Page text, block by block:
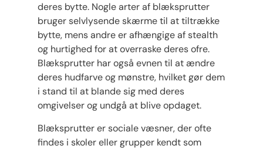
deres bytte. Nogle arter af blæksprutter
bruger selvlysende skærme til at tiltrække
bytte, mens andre er afhængige af stealth
og hurtighed for at overraske deres ofre.
Blæksprutter har også evnen til at ændre
deres hudfarve og mønstre, hvilket gør dem
i stand til at blande sig med deres
omgivelser og undgå at blive opdaget.
Blæksprutter er sociale væsner, der ofte
findes i skoler eller grupper kendt som